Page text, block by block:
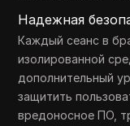
Надежная
Каждый сеанс в
изолированной
дополнительный
защитить
вредоносное ПО,